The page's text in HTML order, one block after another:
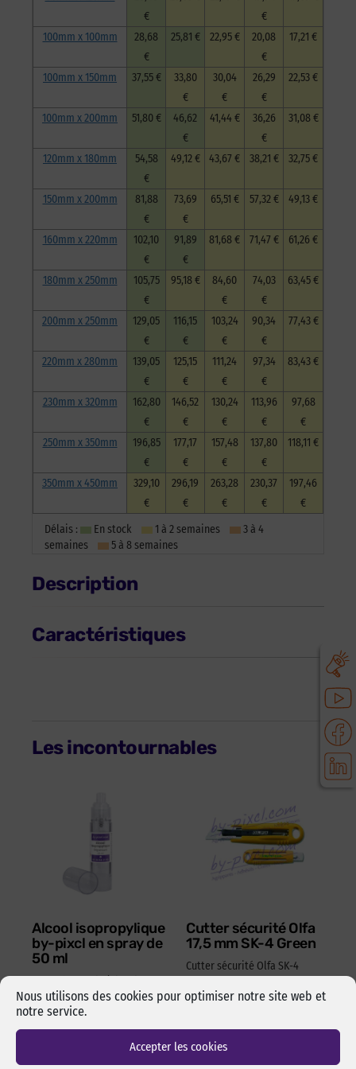
Nous utilisons des cookies pour optimiser notre site web et
notre service.
Accepter les cookies
€
€
100mm x 100mm
28,68
€
25,81 € 22,95 €
20,08
€
17,21 €
100mm x 150mm 37,55 €
33,80
€
30,04
€
26,29
€
22,53 €
100mm x 200mm 51,80 €
46,62
€
41,44 €
36,26
€
31,08 €
120mm x 180mm
54,58
€
49,12 € 43,67 € 38,21 € 32,75 €
150mm x 200mm
81,88
€
73,69
€
65,51 € 57,32 € 49,13 €
160mm x 220mm
102,10
€
91,89
€
81,68 € 71,47 € 61,26 €
180mm x 250mm
105,75
€
95,18 €
84,60
€
74,03
€
63,45 €
200mm x 250mm
129,05
€
116,15
€
103,24
€
90,34
€
77,43 €
220mm x 280mm
139,05
€
125,15
€
111,24
€
97,34
€
83,43 €
230mm x 320mm
162,80
€
146,52
€
130,24
€
113,96
€
97,68
€
250mm x 350mm
196,85
€
177,17
€
157,48
€
137,80
€
118,11 €
350mm x 450mm
329,10
€
296,19
€
263,28
€
230,37
€
197,46
€
Délais :
En stock 1 à 2 semaines
3 à 4
semaines
5 à 8 semaines
Description
Caractéristiques
Les incontournables
Alcool isopropylique
by-pixcl en spray de
50 ml
isopropylique de marque
pixcl, idéal pour dégraisser
les surfaces avant
l’assemblage pas collage ou
Cutter sécurité Olfa
17,5 mm SK-4 Green
Cutter sécurité Olfa SK-4
Changement de lame rapide
ABS 100% recyclé. Ambidextre.
Réf Pixcl : OLFA175SK4